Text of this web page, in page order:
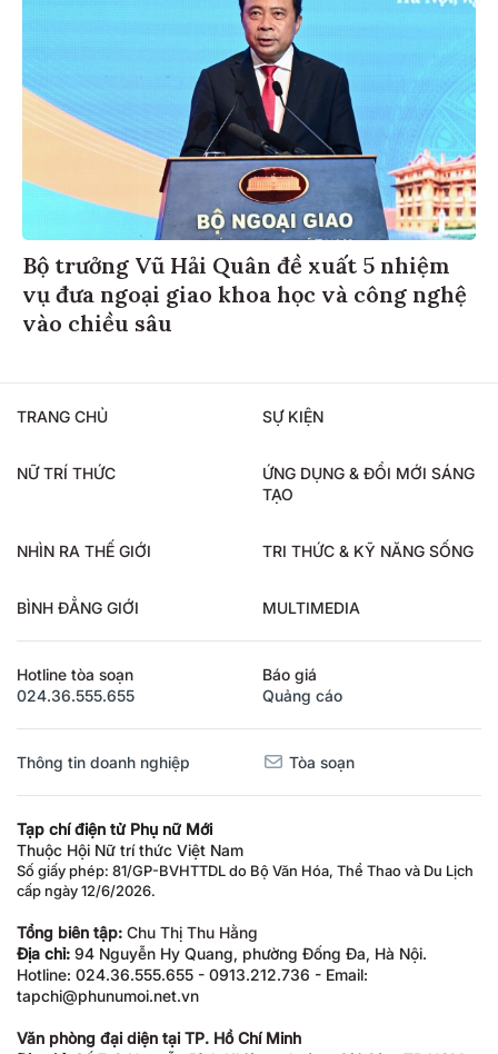
Bộ trưởng Vũ Hải Quân đề xuất 5 nhiệm
vụ đưa ngoại giao khoa học và công nghệ
vào chiều sâu
TRANG CHỦ SỰ KIỆN
NỮ TRÍ THỨC
ỨNG DỤNG & ĐỔI MỚI SÁNG
TẠO
NHÌN RA THẾ GIỚI TRI THỨC & KỸ NĂNG SỐNG
BÌNH ĐẲNG GIỚI MULTIMEDIA
Hotline tòa soạn
024.36.555.655
Báo giá
Quảng cáo
Thông tin doanh nghiệp Tòa soạn
Tạp chí điện tử Phụ nữ Mới
Thuộc Hội Nữ trí thức Việt Nam
Số giấy phép: 81/GP-BVHTTDL do Bộ Văn Hóa, Thể Thao và Du Lịch
cấp ngày 12/6/2026.
Tổng biên tập: Chu Thị Thu Hằng
Địa chỉ: 94 Nguyễn Hy Quang, phường Đống Đa, Hà Nội.
Hotline: 024.36.555.655 - 0913.212.736 - Email:
tapchi@phunumoi.net.vn
Văn phòng đại diện tại TP. Hồ Chí Minh